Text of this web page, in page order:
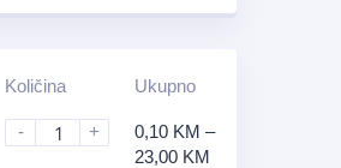
Količina
- +
Ukupno
0,10 KM –
23,00 KM